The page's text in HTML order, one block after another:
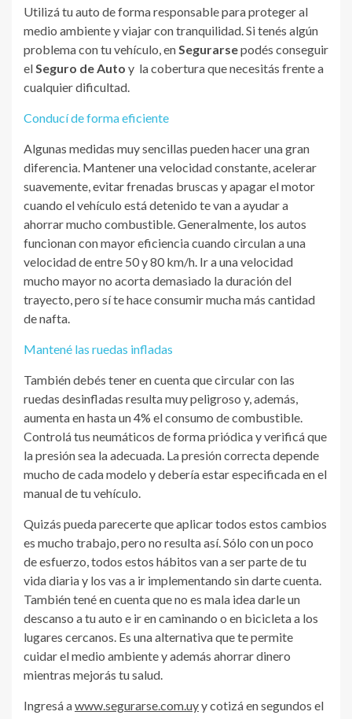
Utilizá tu auto de forma responsable para proteger al
medio ambiente y viajar con tranquilidad. Si tenés algún
problema con tu vehículo, en Segurarsepodés conseguir
el Seguro de Auto y la cobertura que necesitás frente a
cualquier dificultad.
Conducí de forma eficiente
Algunas medidas muy sencillas pueden hacer una gran
diferencia. Mantener una velocidad constante, acelerar
suavemente, evitar frenadas bruscas y apagar el motor
cuando el vehículo está detenido te van a ayudar a
ahorrar mucho combustible. Generalmente, los autos
funcionan con mayor eficiencia cuando circulan a una
velocidad de entre 50 y 80 km/h. Ir a una velocidad
mucho mayor no acorta demasiado la duración del
trayecto, pero sí te hace consumir mucha más cantidad
de nafta.
Mantené las ruedas infladas
También debés tener en cuenta que circular con las
ruedas desinfladas resulta muy peligroso y, además,
aumenta en hasta un 4% el consumo de combustible.
Controlá tus neumáticos de forma priódica y verificá que
la presión sea la adecuada. La presión correcta depende
mucho de cada modelo y debería estar especificada en el
manual de tu vehículo.
Quizás pueda parecerte que aplicar todos estos cambios
es mucho trabajo, pero no resulta así. Sólo con un poco
de esfuerzo, todos estos hábitos van a ser parte de tu
vida diaria y los vas a ir implementando sin darte cuenta.
También tené en cuenta que no es mala idea darle un
descanso a tu auto e ir en caminando o en bicicleta a los
lugares cercanos. Es una alternativa que te permite
cuidar el medio ambiente y además ahorrar dinero
mientras mejorás tu salud.
Ingresá awww.segurarse.com.uyy cotizá en segundos el